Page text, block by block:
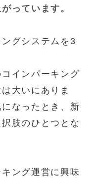
っています。
グシステムを3
インパーキング
大いにありま
なったとき、新
肢のひとつとな
ング運営に興味